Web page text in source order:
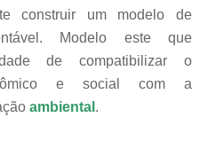
construir um modelo de
Modelo este que
de compatibilizar o
e social com a
ambiental .